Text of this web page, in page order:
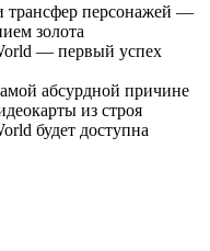
трансфер персонажей —
золота
— первый успех
абсурдной причине
из строя
будет доступна